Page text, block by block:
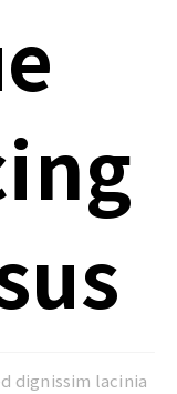
dignissim lacinia